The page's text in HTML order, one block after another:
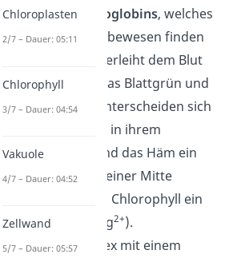
das Häm desHämoglobins, welches
du im Blut vieler Lebewesen finden
kannst. Das Häm verleiht dem Blut
seine rote Farbe. Das Blattgrün und
das Hämoglobin unterscheiden sich
aber insbesondere in ihrem
Zentralion: Während das Häm ein
Eisenion (Fe
) in seiner Mitte
enthält, besitzt das Chlorophyll ein
Magnesiumion
(Mg2+).
Den Derivatkomplex mit einem
Chloroplasten
2/7 – Dauer: 05:11
Chlorophyll
3/7 – Dauer: 04:54
Vakuole
4/7 – Dauer: 04:52
Zellwand
5/7 – Dauer: 05:57